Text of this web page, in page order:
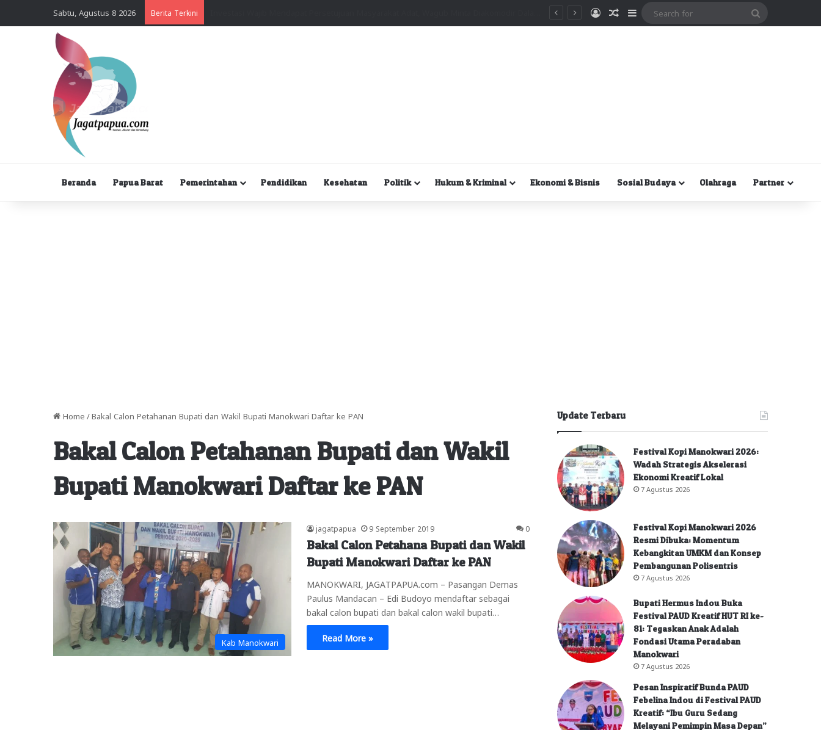
Sabtu, Agustus 8 2026 Berita Terkini MasukRandom Article
Sidebar
Beranda Papua Barat Pemerintahan Pendidikan Kesehatan Politik Hukum & Kriminal Ekonomi & Bisnis Sosial Budaya Olahraga Partner
Home / Bakal Calon Petahanan Bupati dan Wakil Bupati Manokwari Daftar ke PAN
Bakal Calon Petahanan Bupati dan Wakil
Bupati Manokwari Daftar ke PAN
Kab Manokwari
jagatpapua 9 September 2019 0
Bakal Calon Petahana Bupati dan Wakil
Bupati Manokwari Daftar ke PAN
MANOKWARI, JAGATPAPUA.com – Pasangan Demas
Paulus Mandacan – Edi Budoyo mendaftar sebagai
bakal calon bupati dan bakal calon wakil bupati…
Read More »
Update Terbaru
Festival Kopi Manokwari 2026:
Wadah Strategis Akselerasi
Ekonomi Kreatif Lokal
7 Agustus 2026
Festival Kopi Manokwari 2026
Resmi Dibuka: Momentum
Kebangkitan UMKM dan Konsep
Pembangunan Polisentris
7 Agustus 2026
Bupati Hermus Indou Buka
Festival PAUD Kreatif HUT RI ke-
81: Tegaskan Anak Adalah
Fondasi Utama Peradaban
Manokwari
7 Agustus 2026
Pesan Inspiratif Bunda PAUD
Febelina Indou di Festival PAUD
Kreatif: “Ibu Guru Sedang
Melayani Pemimpin Masa Depan”